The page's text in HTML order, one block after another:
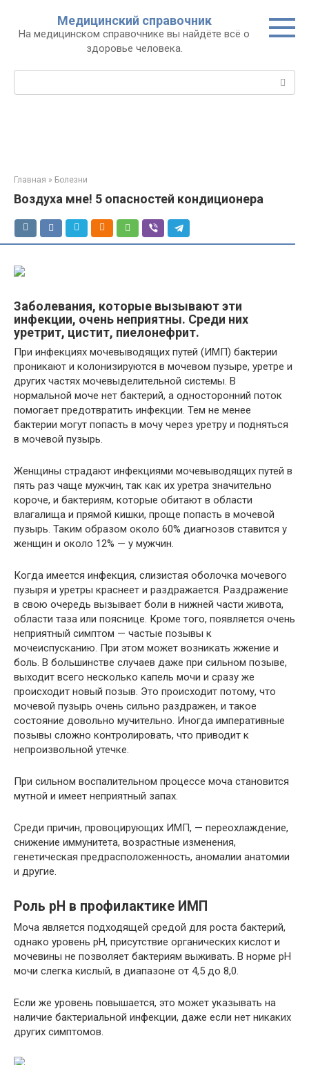
контенту
Медицинский справочник
На медицинском справочнике вы найдёте всё о
здоровье человека.
Главная » Болезни
Воздуха мне! 5 опасностей кондиционера
Заболевания, которые вызывают эти
инфекции, очень неприятны. Среди них
уретрит, цистит, пиелонефрит.
При инфекциях мочевыводящих путей (ИМП) бактерии
проникают и колонизируются в мочевом пузыре, уретре и
других частях мочевыделительной системы. В
нормальной моче нет бактерий, а односторонний поток
помогает предотвратить инфекции. Тем не менее
бактерии могут попасть в мочу через уретру и подняться
в мочевой пузырь.
Женщины страдают инфекциями мочевыводящих путей в
пять раз чаще мужчин, так как их уретра значительно
короче, и бактериям, которые обитают в области
влагалища и прямой кишки, проще попасть в мочевой
пузырь. Таким образом около 60% диагнозов ставится у
женщин и около 12% — у мужчин.
Когда имеется инфекция, слизистая оболочка мочевого
пузыря и уретры краснеет и раздражается. Раздражение
в свою очередь вызывает боли в нижней части живота,
области таза или пояснице. Кроме того, появляется очень
неприятный симптом — частые позывы к
мочеиспусканию. При этом может возникать жжение и
боль. В большинстве случаев даже при сильном позыве,
выходит всего несколько капель мочи и сразу же
происходит новый позыв. Это происходит потому, что
мочевой пузырь очень сильно раздражен, и такое
состояние довольно мучительно. Иногда императивные
позывы сложно контролировать, что приводит к
непроизвольной утечке.
При сильном воспалительном процессе моча становится
мутной и имеет неприятный запах.
Среди причин, провоцирующих ИМП, — переохлаждение,
снижение иммунитета, возрастные изменения,
генетическая предрасположенность, аномалии анатомии
и другие.
Роль pH в профилактике ИМП
Моча является подходящей средой для роста бактерий,
однако уровень pH, присутствие органических кислот и
мочевины не позволяет бактериям выживать. В норме pH
мочи слегка кислый, в диапазоне от 4,5 до 8,0.
Если же уровень повышается, это может указывать на
наличие бактериальной инфекции, даже если нет никаких
других симптомов.